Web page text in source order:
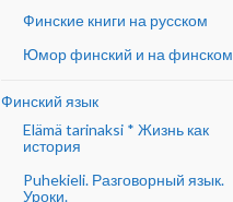
Финские книги на русском
Юмор финский и на финском
Финский язык
Elämä tarinaksi * Жизнь как
история
Puhekieli. Разговорный язык.
Уроки.